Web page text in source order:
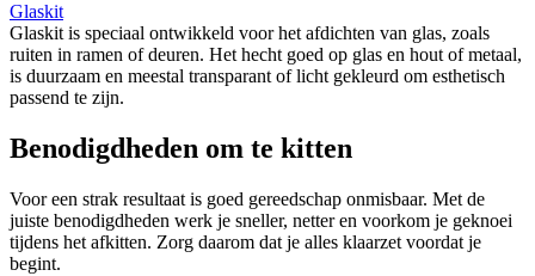
Glaskit
Glaskit is speciaal ontwikkeld voor het afdichten van glas, zoals
ruiten in ramen of deuren. Het hecht goed op glas en hout of metaal,
is duurzaam en meestal transparant of licht gekleurd om esthetisch
passend te zijn.
Benodigdheden om te kitten
Voor een strak resultaat is goed gereedschap onmisbaar. Met de
juiste benodigdheden werk je sneller, netter en voorkom je geknoei
tijdens het afkitten. Zorg daarom dat je alles klaarzet voordat je
begint.